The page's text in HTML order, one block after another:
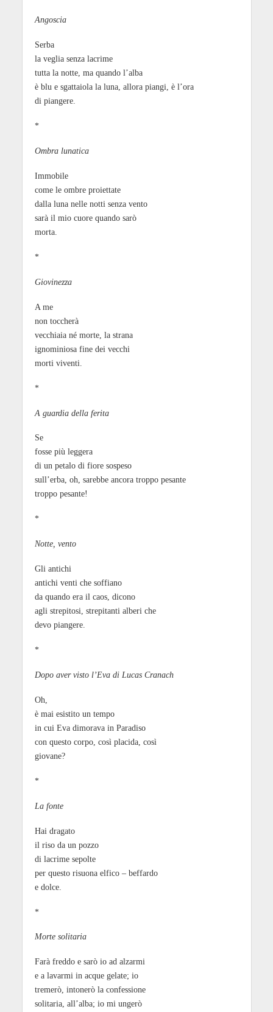
Angoscia
Serba
la veglia senza lacrime
tutta la notte, ma quando l’alba
è blu e sgattaiola la luna, allora piangi, è l’ora
di piangere.
*
Ombra lunatica
Immobile
come le ombre proiettate
dalla luna nelle notti senza vento
sarà il mio cuore quando sarò
morta.
*
Giovinezza
A me
non toccherà
vecchiaia né morte, la strana
ignominiosa fine dei vecchi
morti viventi.
*
A guardia della ferita
Se
fosse più leggera
di un petalo di fiore sospeso
sull’erba, oh, sarebbe ancora troppo pesante
troppo pesante!
*
Notte, vento
Gli antichi
antichi venti che soffiano
da quando era il caos, dicono
agli strepitosi, strepitanti alberi che
devo piangere.
*
Dopo aver visto l’Eva di Lucas Cranach
Oh,
è mai esistito un tempo
in cui Eva dimorava in Paradiso
con questo corpo, così placida, così
giovane?
*
La fonte
Hai dragato
il riso da un pozzo
di lacrime sepolte
per questo risuona elfico – beffardo
e dolce.
*
Morte solitaria
Farà freddo e sarò io ad alzarmi
e a lavarmi in acque gelate; io
tremerò, intonerò la confessione
solitaria, all’alba; io mi ungerò